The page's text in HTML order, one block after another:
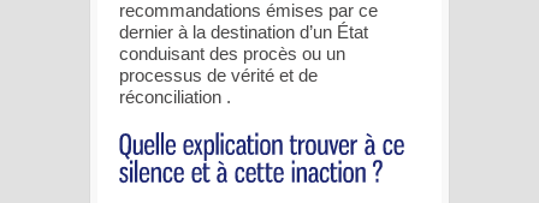
recommandations émises par ce
dernier à la destination d’un État
conduisant des procès ou un
processus de vérité et de
réconciliation .